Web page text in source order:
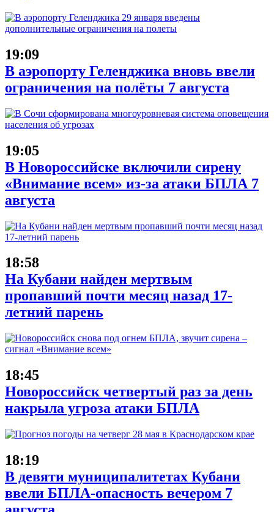
19:09
В аэропорту Геленджика вновь ввели
ограничения на полёты 7 августа
19:05
В Новороссийске включили сирену
«Внимание всем» из-за атаки БПЛА 7
августа
18:58
На Кубани найден мертвым
пропавший почти месяц назад 17-
летний парень
18:45
Новороссийск четвертый раз за день
накрыла угроза атаки БПЛА
18:19
В девяти муниципалитетах Кубани
ввели БПЛА-опасность вечером 7